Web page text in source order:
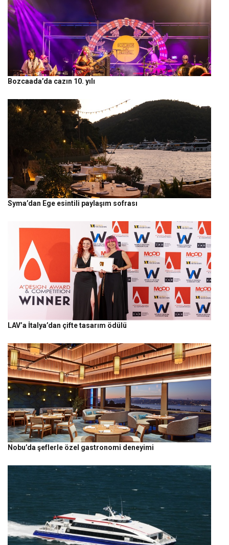
Bozcaada’da cazın 10. yılı
Syma’dan Ege esintili paylaşım sofrası
LAV’a İtalya’dan çifte tasarım ödülü
Nobu’da şeflerle özel gastronomi deneyimi